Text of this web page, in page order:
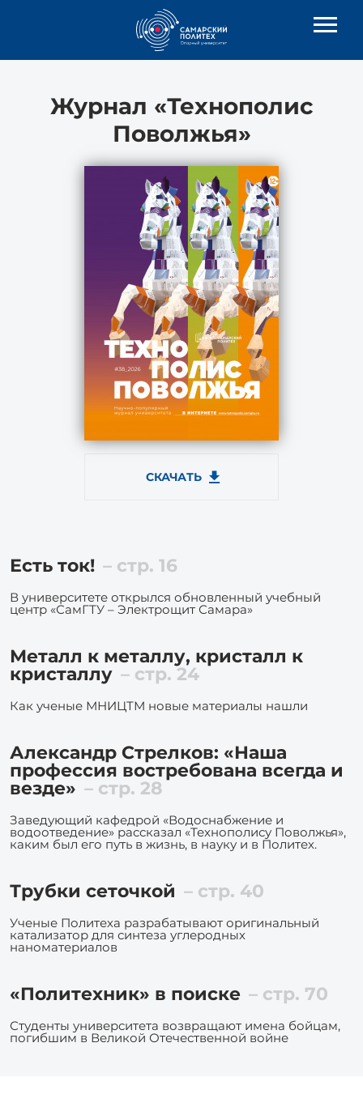
Журнал «Технополис
Поволжья»
СКАЧАТЬ
Есть ток! – стр. 16
В университете открылся обновленный учебный
центр «СамГТУ – Электрощит Самара»
Металл к металлу, кристалл к
кристаллу – стр. 24
Как ученые МНИЦТМ новые материалы нашли
Александр Стрелков: «Наша
профессия востребована всегда и
везде» – стр. 28
Заведующий кафедрой «Водоснабжение и
водоотведение» рассказал «Технополису Поволжья»,
каким был его путь в жизнь, в науку и в Политех.
Трубки сеточкой – стр. 40
Ученые Политеха разрабатывают оригинальный
катализатор для синтеза углеродных
наноматериалов
«Политехник» в поиске – стр. 70
Студенты университета возвращают имена бойцам,
погибшим в Великой Отечественной войне